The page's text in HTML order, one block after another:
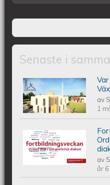
Senaste i
JOIN & BUILD A
VAR MED OCH
مسجدا في فكشو
av
1
makt och
av
år